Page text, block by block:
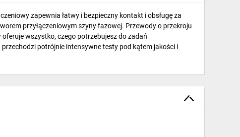
zapewnia łatwy i bezpieczny kontakt i obsługę za
przyłączeniowym szyny fazowej. Przewody o przekroju
wszystko, czego potrzebujesz do zadań
potrójnie intensywne testy pod kątem jakości i